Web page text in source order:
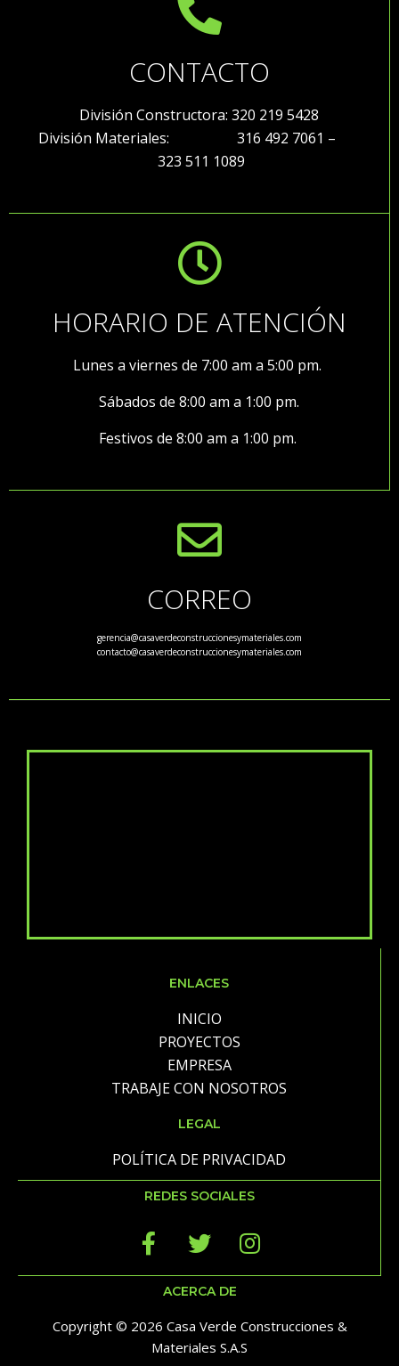
CONTACTO
División Constructora: 320 219 5428
División Materiales: 316 492 7061 –
323 511 1089
HORARIO DE ATENCIÓN
Lunes a viernes de 7:00 am a 5:00 pm.
Sábados de 8:00 am a 1:00 pm.
Festivos de 8:00 am a 1:00 pm.
CORREO
gerencia@casaverdeconstruccionesymateriales.com
contacto@casaverdeconstruccionesymateriales.com
ENLACES
INICIO
PROYECTOS
EMPRESA
TRABAJE CON NOSOTROS
LEGAL
POLÍTICA DE PRIVACIDAD
REDES SOCIALES
ACERCA DE
Copyright © 2026 Casa Verde Construcciones &
Materiales S.A.S